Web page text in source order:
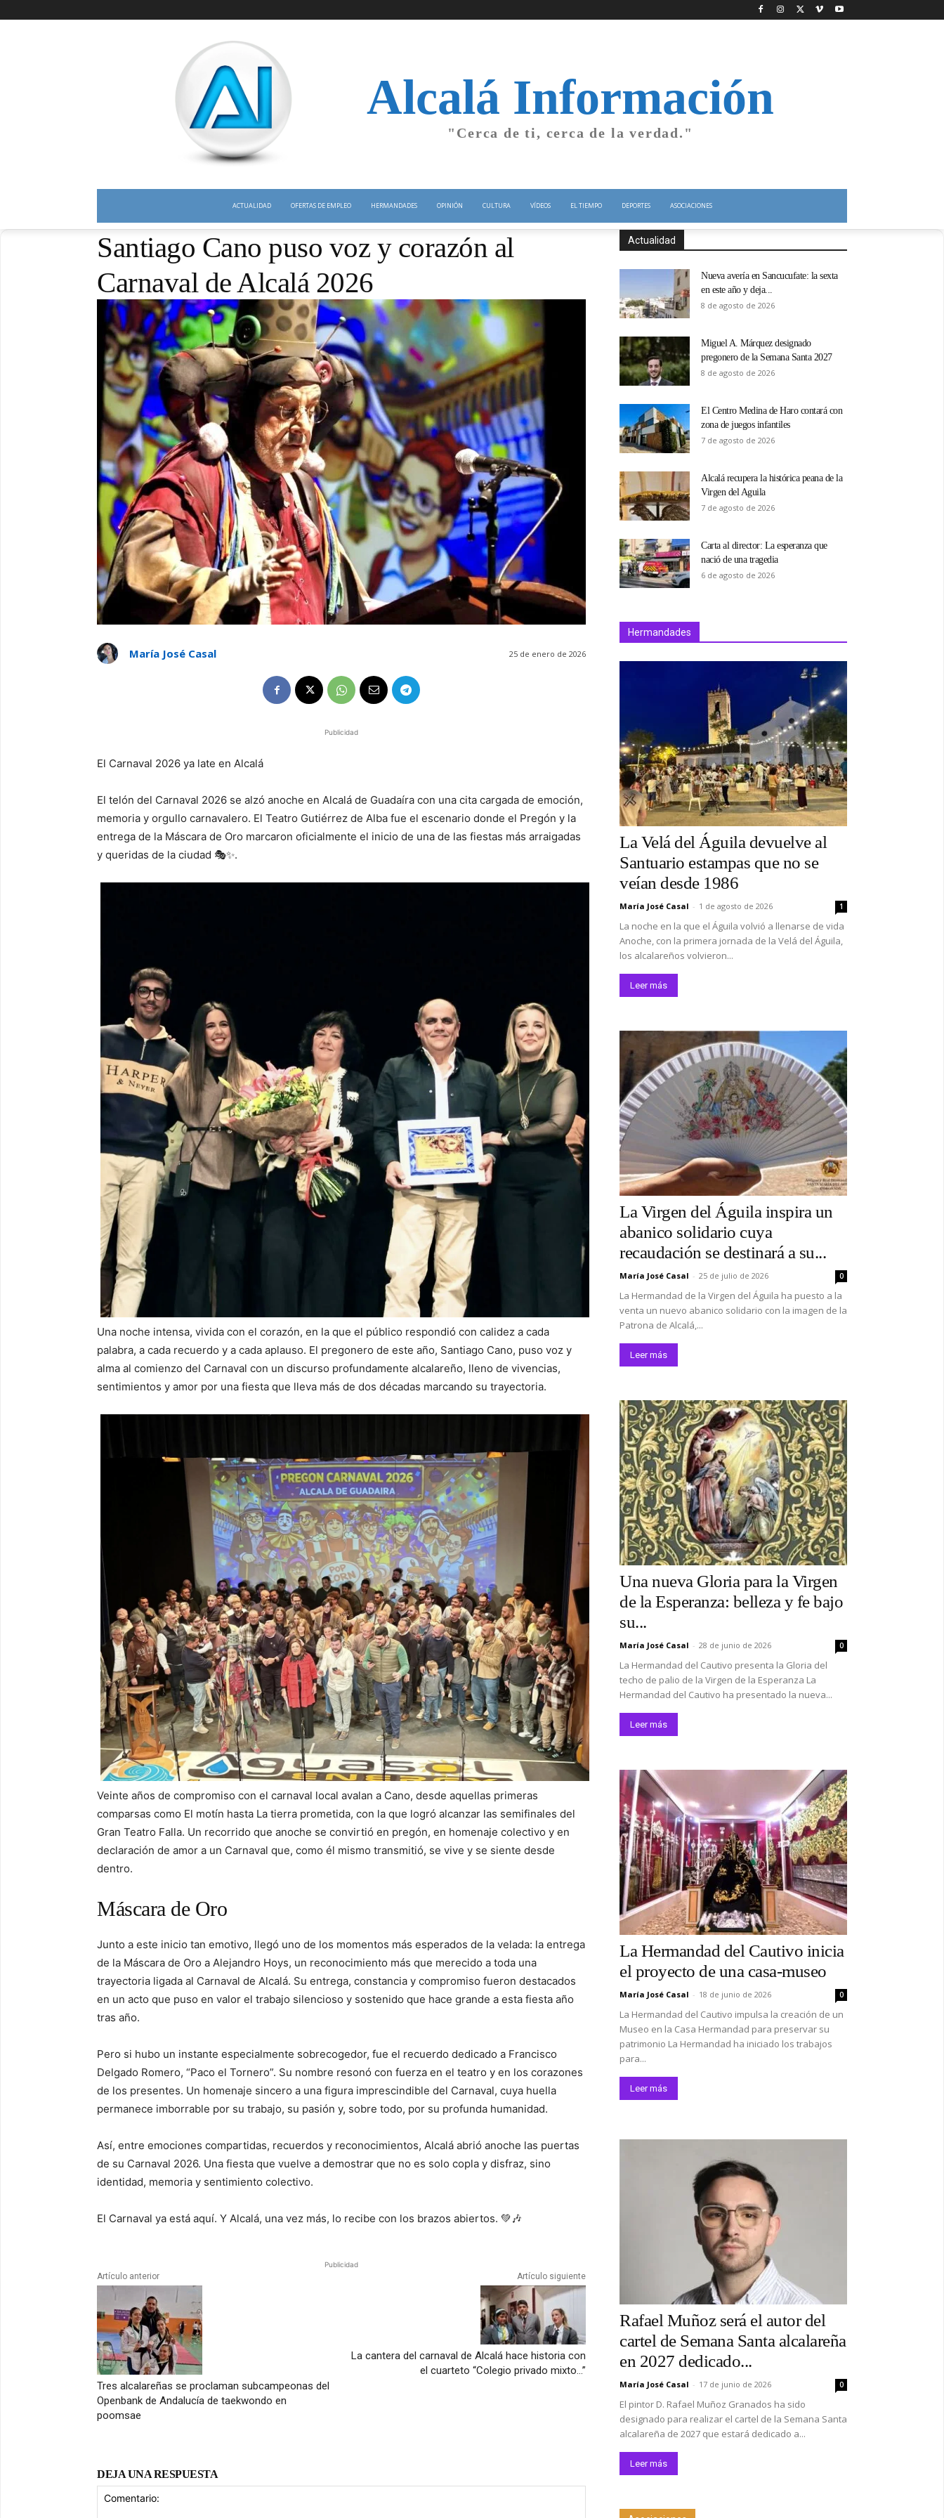
Alcalá Información
"Cerca de ti, cerca de la verdad."
ACTUALIDAD OFERTAS DE EMPLEO HERMANDADES OPINIÓN CULTURA VÍDEOS EL TIEMPO DEPORTES ASOCIACIONES
Santiago Cano puso voz y corazón al
Carnaval de Alcalá 2026
25 de enero de 2026
María José Casal
Publicidad
El Carnaval 2026 ya late en Alcalá
El telón del Carnaval 2026 se alzó anoche en Alcalá de Guadaíra con una cita cargada de emoción,
memoria y orgullo carnavalero. El Teatro Gutiérrez de Alba fue el escenario donde el Pregón y la
entrega de la Máscara de Oro marcaron oficialmente el inicio de una de las fiestas más arraigadas
y queridas de la ciudad 🎭✨.
Una noche intensa, vivida con el corazón, en la que el público respondió con calidez a cada
palabra, a cada recuerdo y a cada aplauso. El pregonero de este año, Santiago Cano, puso voz y
alma al comienzo del Carnaval con un discurso profundamente alcalareño, lleno de vivencias,
sentimientos y amor por una fiesta que lleva más de dos décadas marcando su trayectoria.
Veinte años de compromiso con el carnaval local avalan a Cano, desde aquellas primeras
comparsas como El motín hasta La tierra prometida, con la que logró alcanzar las semifinales del
Gran Teatro Falla. Un recorrido que anoche se convirtió en pregón, en homenaje colectivo y en
declaración de amor a un Carnaval que, como él mismo transmitió, se vive y se siente desde
dentro.
Máscara de Oro
Junto a este inicio tan emotivo, llegó uno de los momentos más esperados de la velada: la entrega
de la Máscara de Oro a Alejandro Hoys, un reconocimiento más que merecido a toda una
trayectoria ligada al Carnaval de Alcalá. Su entrega, constancia y compromiso fueron destacados
en un acto que puso en valor el trabajo silencioso y sostenido que hace grande a esta fiesta año
tras año.
Pero si hubo un instante especialmente sobrecogedor, fue el recuerdo dedicado a Francisco
Delgado Romero, “Paco el Tornero”. Su nombre resonó con fuerza en el teatro y en los corazones
de los presentes. Un homenaje sincero a una figura imprescindible del Carnaval, cuya huella
permanece imborrable por su trabajo, su pasión y, sobre todo, por su profunda humanidad.
Así, entre emociones compartidas, recuerdos y reconocimientos, Alcalá abrió anoche las puertas
de su Carnaval 2026. Una fiesta que vuelve a demostrar que no es solo copla y disfraz, sino
identidad, memoria y sentimiento colectivo.
El Carnaval ya está aquí. Y Alcalá, una vez más, lo recibe con los brazos abiertos. 💚🎶
Publicidad
Artículo anterior
Tres alcalareñas se proclaman subcampeonas del
Openbank de Andalucía de taekwondo en
poomsae
Artículo siguiente
La cantera del carnaval de Alcalá hace historia con
el cuarteto “Colegio privado mixto…”
DEJA UNA RESPUESTA
Actualidad
Nueva avería en Sancucufate: la sexta
en este año y deja...
8 de agosto de 2026
Miguel A. Márquez designado
pregonero de la Semana Santa 2027
8 de agosto de 2026
El Centro Medina de Haro contará con
zona de juegos infantiles
7 de agosto de 2026
Alcalá recupera la histórica peana de la
Virgen del Aguila
7 de agosto de 2026
Carta al director: La esperanza que
nació de una tragedia
6 de agosto de 2026
Hermandades
La Velá del Águila devuelve al
Santuario estampas que no se
veían desde 1986
María José Casal - 1 de agosto de 2026 1
La noche en la que el Águila volvió a llenarse de vida
Anoche, con la primera jornada de la Velá del Águila,
los alcalareños volvieron...
Leer más
La Virgen del Águila inspira un
abanico solidario cuya
recaudación se destinará a su...
María José Casal - 25 de julio de 2026 0
La Hermandad de la Virgen del Águila ha puesto a la
venta un nuevo abanico solidario con la imagen de la
Patrona de Alcalá,...
Leer más
Una nueva Gloria para la Virgen
de la Esperanza: belleza y fe bajo
su...
María José Casal - 28 de junio de 2026 0
La Hermandad del Cautivo presenta la Gloria del
techo de palio de la Virgen de la Esperanza La
Hermandad del Cautivo ha presentado la nueva...
Leer más
La Hermandad del Cautivo inicia
el proyecto de una casa-museo
María José Casal - 18 de junio de 2026 0
La Hermandad del Cautivo impulsa la creación de un
Museo en la Casa Hermandad para preservar su
patrimonio La Hermandad ha iniciado los trabajos
para...
Leer más
Rafael Muñoz será el autor del
cartel de Semana Santa alcalareña
en 2027 dedicado...
María José Casal - 17 de junio de 2026 0
El pintor D. Rafael Muñoz Granados ha sido
designado para realizar el cartel de la Semana Santa
alcalareña de 2027 que estará dedicado a...
Leer más